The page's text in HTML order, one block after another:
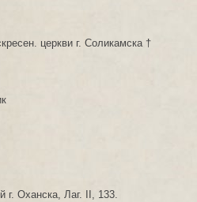
церкви г. Соликамска †
г. Оханска, Лаг. II, 133.